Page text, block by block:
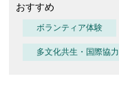
おすすめ
ボランティア体験
多文化共生・国際協力